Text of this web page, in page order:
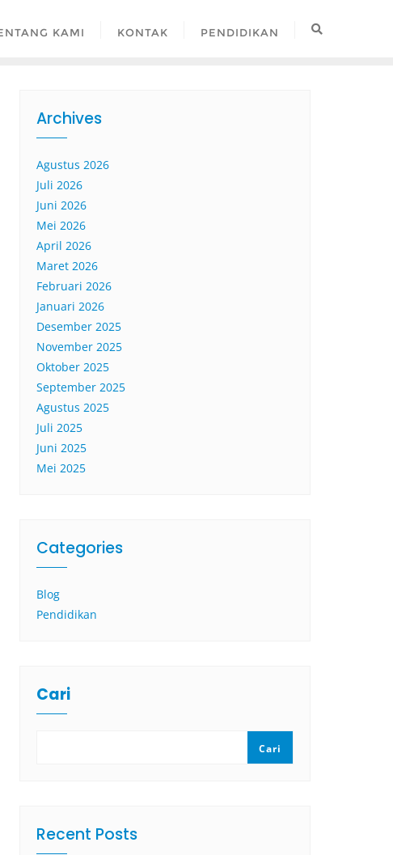
KAMI KONTAK PENDIDIKAN
Archives
Agustus 2026
Juli 2026
Juni 2026
Mei 2026
April 2026
Maret 2026
Februari 2026
Januari 2026
Desember 2025
November 2025
Oktober 2025
September 2025
Agustus 2025
Juli 2025
Juni 2025
Mei 2025
Categories
Blog
Pendidikan
Cari
Cari
Recent Posts